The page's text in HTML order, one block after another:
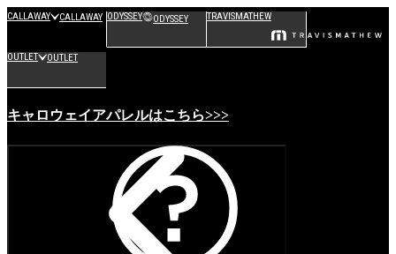
CALLAWAY CALLAWAY ODYSSEY ODYSSEY TRAVISMATHEW
OUTLET OUTLET
キャロウェイアパレルはこちら>>>